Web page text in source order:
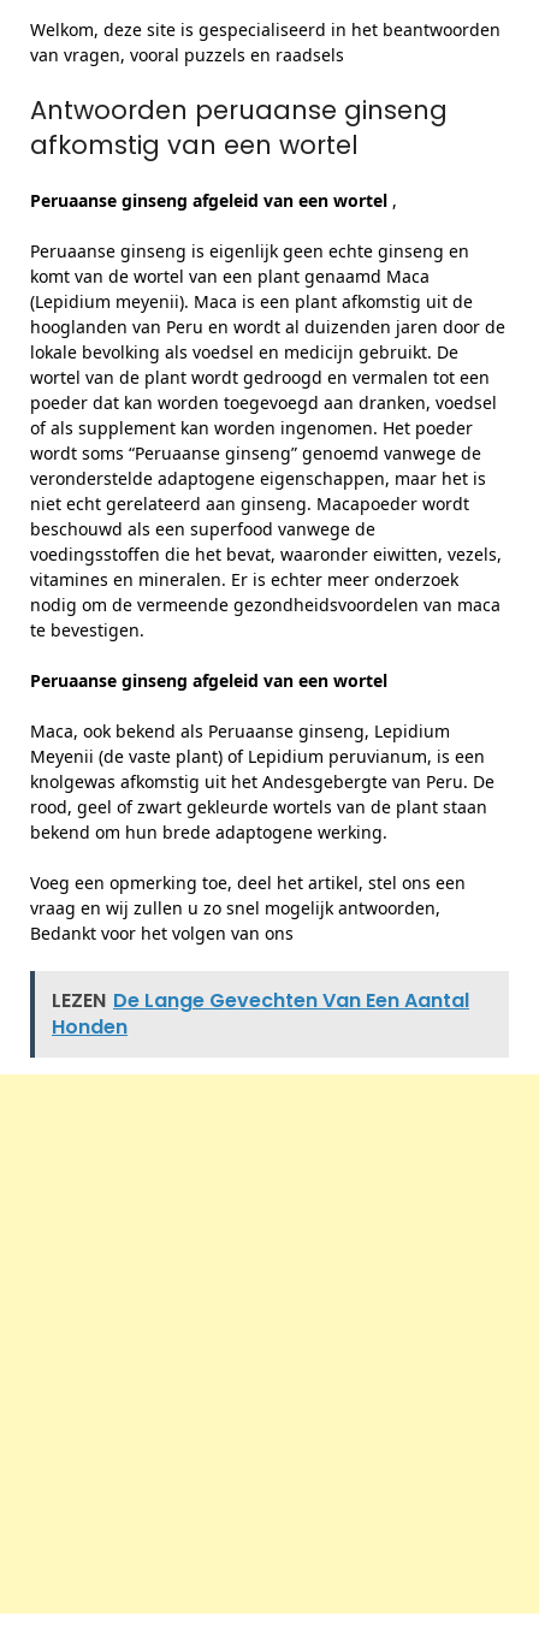
Welkom, deze site is gespecialiseerd in het beantwoorden
van vragen, vooral puzzels en raadsels
Antwoorden peruaanse ginseng
afkomstig van een wortel
Peruaanse ginseng afgeleid van een wortel ,
Peruaanse ginseng is eigenlijk geen echte ginseng en
komt van de wortel van een plant genaamd Maca
(Lepidium meyenii). Maca is een plant afkomstig uit de
hooglanden van Peru en wordt al duizenden jaren door de
lokale bevolking als voedsel en medicijn gebruikt. De
wortel van de plant wordt gedroogd en vermalen tot een
poeder dat kan worden toegevoegd aan dranken, voedsel
of als supplement kan worden ingenomen. Het poeder
wordt soms “Peruaanse ginseng” genoemd vanwege de
veronderstelde adaptogene eigenschappen, maar het is
niet echt gerelateerd aan ginseng. Macapoeder wordt
beschouwd als een superfood vanwege de
voedingsstoffen die het bevat, waaronder eiwitten, vezels,
vitamines en mineralen. Er is echter meer onderzoek
nodig om de vermeende gezondheidsvoordelen van maca
te bevestigen.
Peruaanse ginseng afgeleid van een wortel
Maca, ook bekend als Peruaanse ginseng, Lepidium
Meyenii (de vaste plant) of Lepidium peruvianum, is een
knolgewas afkomstig uit het Andesgebergte van Peru. De
rood, geel of zwart gekleurde wortels van de plant staan ​​
bekend om hun brede adaptogene werking.
Voeg een opmerking toe, deel het artikel, stel ons een
vraag en wij zullen u zo snel mogelijk antwoorden,
Bedankt voor het volgen van ons
LEZEN De Lange Gevechten Van Een Aantal
Honden